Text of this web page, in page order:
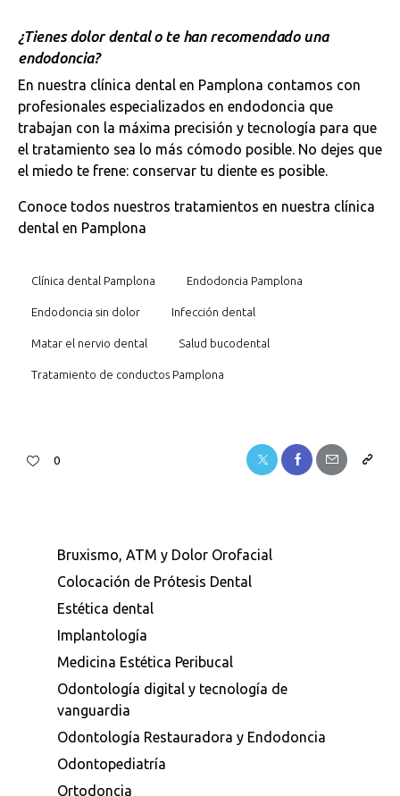
¿Tienes dolor dental o te han recomendado una
endodoncia?
En nuestra clínica dental en Pamplona contamos con
profesionales especializados en endodoncia que
trabajan con la máxima precisión y tecnología para que
el tratamiento sea lo más cómodo posible. No dejes que
el miedo te frene: conservar tu diente es posible.
Conoce todos nuestros tratamientos en nuestra clínica
dental en Pamplona
Clínica dental Pamplona Endodoncia Pamplona
Endodoncia sin dolor Infección dental
Matar el nervio dental Salud bucodental
Tratamiento de conductos Pamplona
0
Bruxismo, ATM y Dolor Orofacial
Colocación de Prótesis Dental
Estética dental
Implantología
Medicina Estética Peribucal
Odontología digital y tecnología de
vanguardia
Odontología Restauradora y Endodoncia
Odontopediatría
Ortodoncia